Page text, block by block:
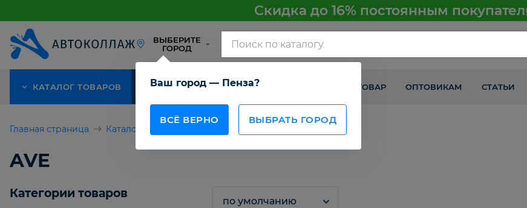
Скидка до 16% постоянным
ВЫБЕРИТЕ
ГОРОД
Ваш город — Пенза?
ВСЁ ВЕРНО ВЫБРАТЬ ГОРОД
КАТАЛОГ ТОВАРОВ АКЦИЯ О КОМПАНИИ КАК ПОЛУЧИТЬ ТОВАР ОПТОВИКАМ СТАТЬИ
Главная страница Каталог товаров
AVE
Категории товаров